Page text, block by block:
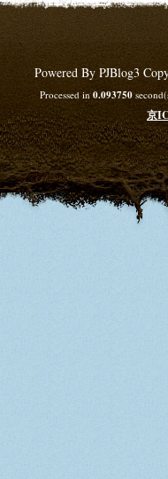
Powered By PJBlog3
Processed in0.093750
京